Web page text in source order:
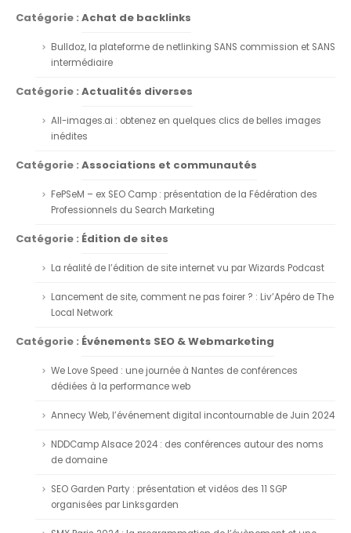
Catégorie : Achat de backlinks
Bulldoz, la plateforme de netlinking SANS commission et SANS
intermédiaire
Catégorie : Actualités diverses
All-images.ai : obtenez en quelques clics de belles images
inédites
Catégorie : Associations et communautés
FePSeM – ex SEO Camp : présentation de la Fédération des
Professionnels du Search Marketing
Catégorie : Édition de sites
La réalité de l’édition de site internet vu par Wizards Podcast
Lancement de site, comment ne pas foirer ? : Liv’Apéro de The
Local Network
Catégorie : Événements SEO & Webmarketing
We Love Speed : une journée à Nantes de conférences
dédiées à la performance web
Annecy Web, l’événement digital incontournable de Juin 2024
NDDCamp Alsace 2024 : des conférences autour des noms
de domaine
SEO Garden Party : présentation et vidéos des 11 SGP
organisées par Linksgarden